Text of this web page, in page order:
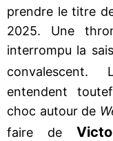
prendre le titre
2025. Une
interrompu la
convalescent.
entendent
choc autour de
faire de